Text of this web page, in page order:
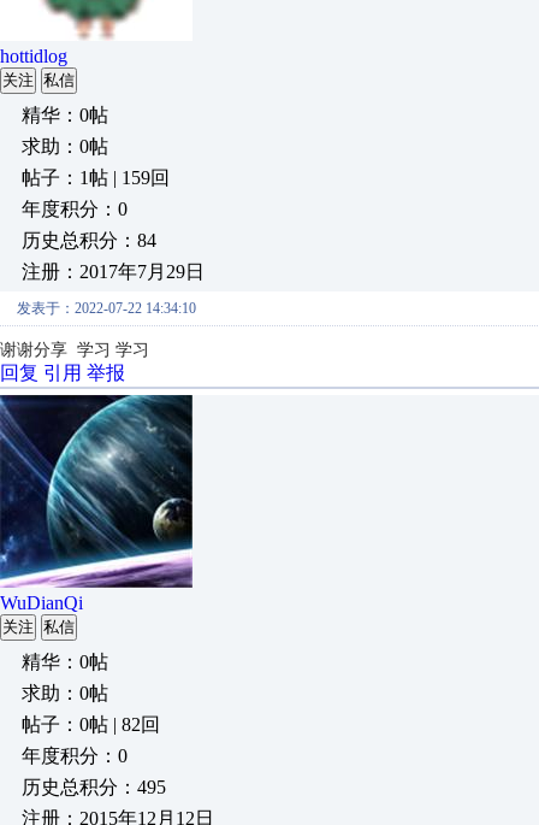
hottidlog
关注 私信
精华：0帖
求助：0帖
帖子：1帖 | 159回
年度积分：0
历史总积分：84
注册：2017年7月29日
发表于：2022-07-22 14:34:10
谢谢分享 学习 学习
回复 引用 举报
WuDianQi
关注 私信
精华：0帖
求助：0帖
帖子：0帖 | 82回
年度积分：0
历史总积分：495
注册：2015年12月12日